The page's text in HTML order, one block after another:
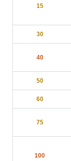
15
30
40
50
60
75
100